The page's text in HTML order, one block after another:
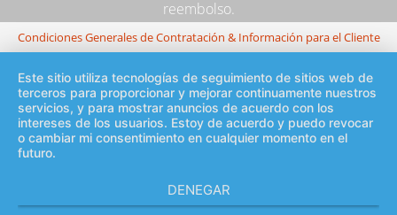
reembolso.
Condiciones Generales de Contratación & Información para el Cliente
Este sitio utiliza tecnologías de seguimiento de sitios web de
terceros para proporcionar y mejorar continuamente nuestros
servicios, y para mostrar anuncios de acuerdo con los
intereses de los usuarios. Estoy de acuerdo y puedo revocar
o cambiar mi consentimiento en cualquier momento en el
futuro.
DENEGAR